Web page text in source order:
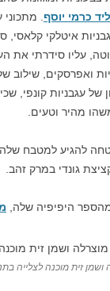
כרמי יוסף. מתכוני
איטלקי קלאסי,
עליו סידרתי את
ואפרסקים, שילוב
של עגבניות קונפי,
מהיר וטעים.
להגיע למטבח שלה
גונדי במרק זהב.
היפיפיה שלה,
זית מוכנה לצלייה